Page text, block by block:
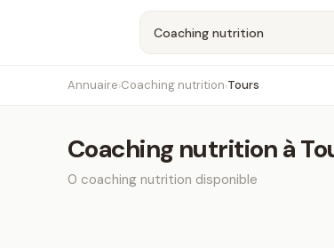
Annuaire›Coaching nutrition›Tours
Coaching nutritionà
0 coaching nutrition disponible